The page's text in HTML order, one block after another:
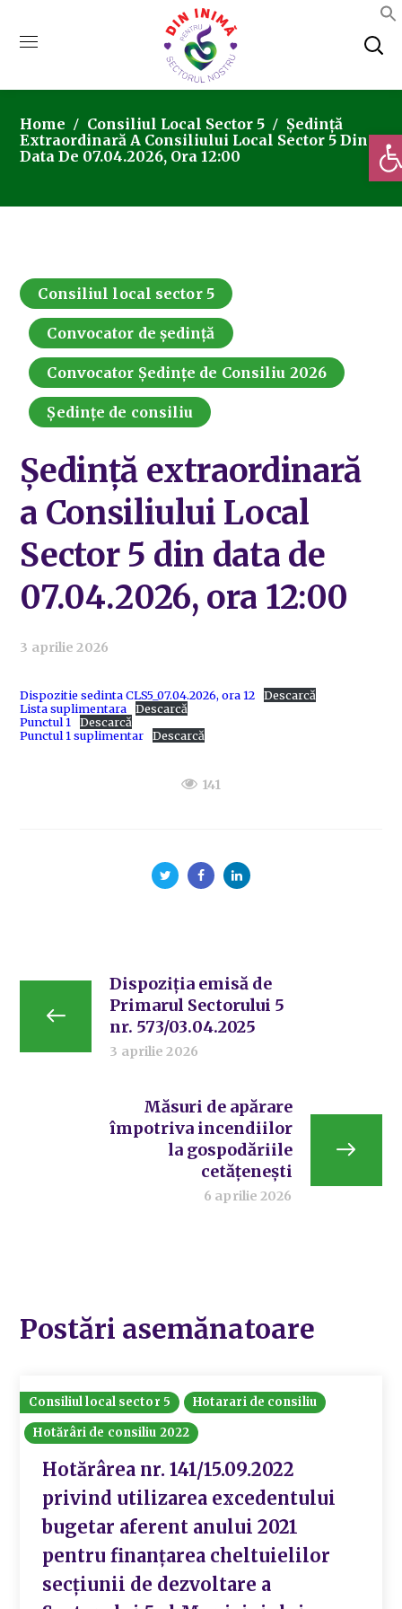
Home Consiliul Local Sector 5
Ședință
Extraordinară A Consiliului Local Sector 5 Din
Data De 07.04.2026, Ora 12:00
Consiliul local sector 5
Convocator de ședință
Convocator Ședințe de Consiliu 2026
Ședințe de consiliu
Ședință extraordinară
a Consiliului Local
Sector 5 din data de
07.04.2026, ora 12:00
3 aprilie 2026
Dispozitie sedinta CLS5_07.04.2026, ora 12
Descarcă
Lista suplimentara
Descarcă
Punctul 1
Descarcă
Punctul 1 suplimentar
Descarcă
141
Dispoziția emisă de
Primarul Sectorului 5
nr. 573/03.04.2025
3 aprilie 2026
Măsuri de apărare
împotriva incendiilor
la gospodăriile
cetățenești
6 aprilie 2026
Postări asemănatoare
Consiliul local sector 5
Hotarari de consiliu
Hotărâri de consiliu 2022
Hotărârea nr. 141/15.09.2022
privind utilizarea excedentului
bugetar aferent anului 2021
pentru finanțarea cheltuielilor
secțiunii de dezvoltare a